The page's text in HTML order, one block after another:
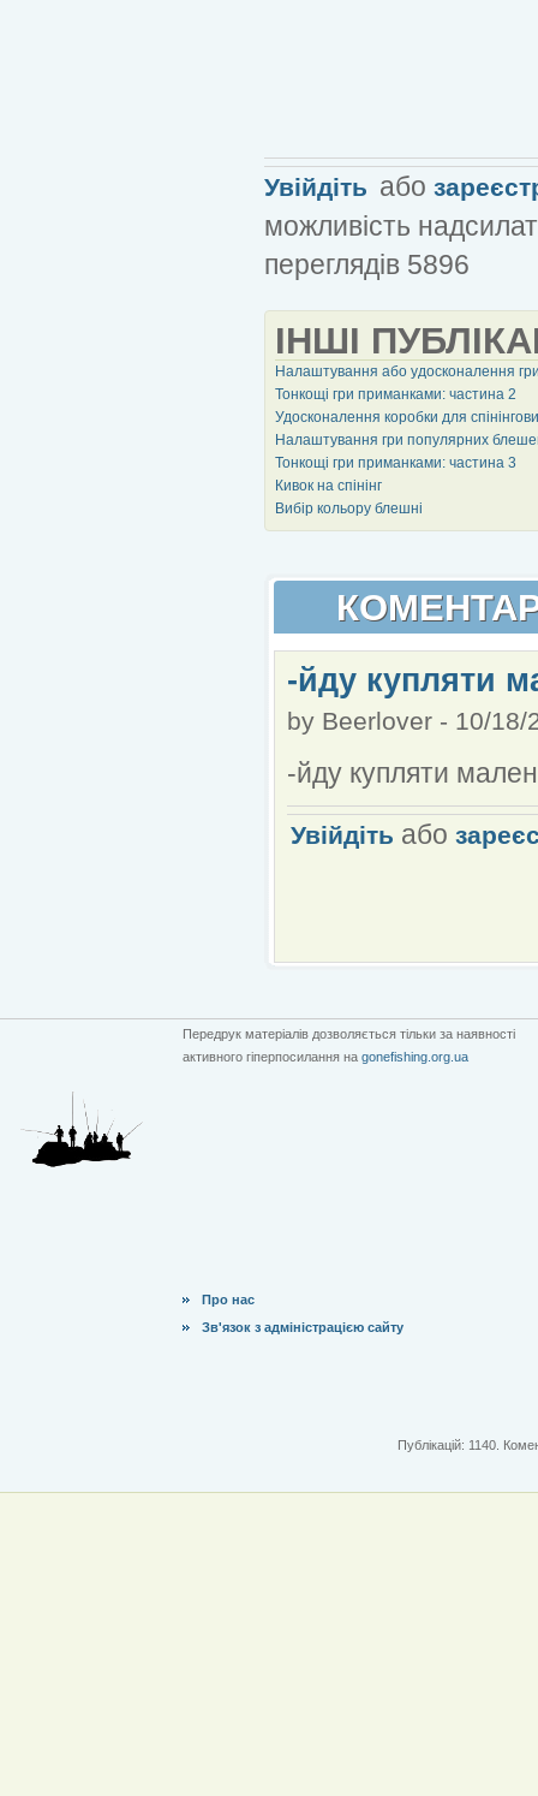
Увійдіть або
можливість
переглядів 5896
ІНШІ
Налаштування або удосконалення
Тонкощі гри приманками: частина 2
Удосконалення коробки для
Налаштування гри популярних
Тонкощі гри приманками: частина 3
Кивок на спінінг
Вибір кольору блешні
-йду купляти
by Beerlover - 10/18/
-йду купляти
Увійдіть або
Передрук матеріалів дозволяється тільки за наявності
активного гіперпосилання на gonefishing.org.ua
Про нас
Зв'язок з адміністрацією сайту
Публікацій: 1140.